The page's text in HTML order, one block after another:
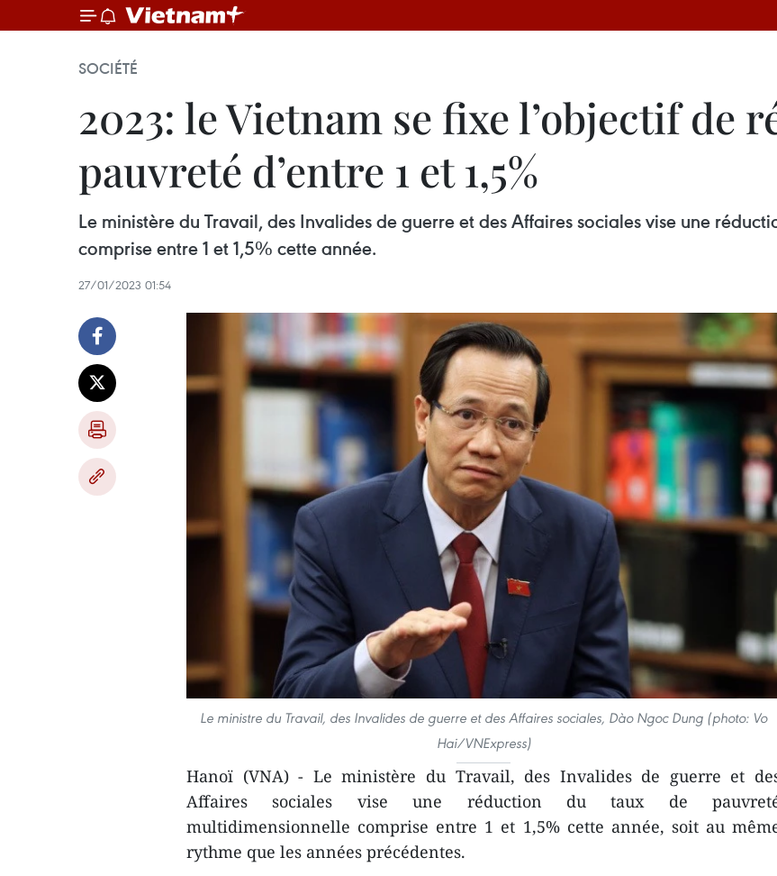
SOCIÉTÉ
2023: le Vietnam se fixe l’objectif de
pauvreté d’entre 1 et 1,5%
Le ministère du Travail, des Invalides de guerre et des Affaires sociales vise une
comprise entre 1 et 1,5% cette année.
27/01/2023 01:54
Le ministre du Travail, des Invalides de guerre et des Affaires sociales, Dào Ngoc Dung (photo: Vo
Hai/VNExpress)
Hanoï (VNA) - Le ministère du Travail, des Invalides de guerre et
Affaires sociales vise une réduction du taux de
multidimensionnelle comprise entre 1 et 1,5% cette année, soit au
rythme que les années précédentes.